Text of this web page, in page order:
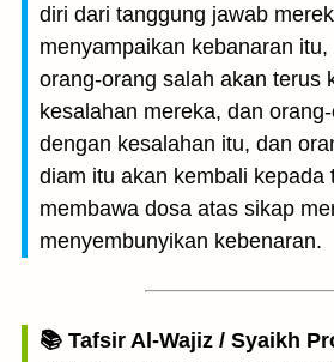
diri dari tanggung jawab
menyampaikan kebanaran
orang-orang salah akan terus
kesalahan mereka, dan
dengan kesalahan itu, dan
diam itu akan kembali kepada
membawa dosa atas sikap
menyembunyikan kebenaran.
📚 Tafsir Al-Wajiz / Syaikh